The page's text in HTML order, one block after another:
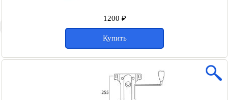
1200 ₽
Купить